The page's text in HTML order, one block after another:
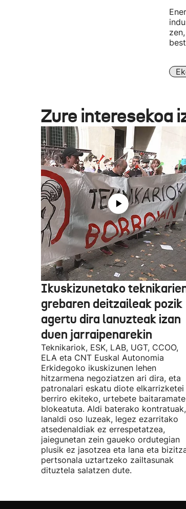
Zure interesekoa
Ikuskizunetako
grebaren deitzaileak pozik
agertu dira lanuzteak izan
duen jarraipenarekin
Teknikariok, ESK, LAB, UGT, CCOO,
ELA eta CNT Euskal Autonomia
Erkidegoko ikuskizunen lehen
hitzarmena negoziatzen ari dira, eta
patronalari eskatu diote elkarrizketei
berriro ekiteko, urtebete baitaramate
blokeatuta. Aldi baterako kontratuak,
lanaldi oso luzeak, legez ezarritako
atsedenaldiak ez errespetatzea,
jaiegunetan zein gaueko ordutegian
plusik ez jasotzea eta lana eta
pertsonala uztartzeko zailtasunak
dituztela salatzen dute.